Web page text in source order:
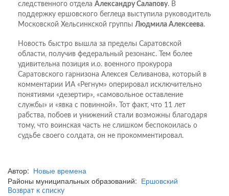
следственного отдела Александру Салапову. В
поддержку ершовского беглеца выступила руководитель
Московской Хельсинкской группы Людмила Алексеева.
Новость быстро вышла за пределы Саратовской
области, получив федеральный резонанс. Тем более
удивительна позиция и.о. военного прокурора
Саратовского гарнизона Алексея Селиванова, который в
комментарии ИА «Регнум» оперировал исключительно
понятиями «дезертир», «самовольное оставление
службы» и «явка с повинной». Тот факт, что 11 лет
рабства, побоев и унижений стали возможны благодаря
тому, что воинская часть не слишком беспокоилась о
судьбе своего солдата, он не прокомментировал.
Автор: Новые времена
Районы муниципальных образований: Ершовский
Возврат к списку